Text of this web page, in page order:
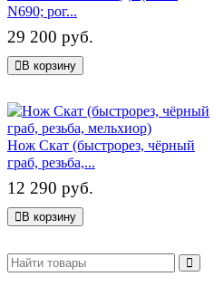
N690; рог...
29 200 руб.
В корзину
Нож Скат (быстрорез, чёрный
граб, резьба,...
12 290 руб.
В корзину